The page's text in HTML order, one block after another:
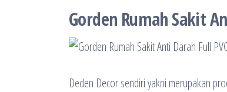
Gorden Rumah Sakit
Deden Decor sendiri yakni merupakan